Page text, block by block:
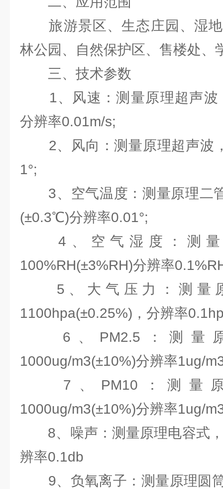
旅游景区、生态庄园、湿地
林公园、自然保护区、售楼处、
三、技术参数
1、风速：测量原理超声波
分辨率0.01m/s;
2、风向：测量原理超声波，
1°;
3、空气温度：测量原理二
(±0.3℃)分辨率0.01°;
4、空气湿度：测量
100%RH(±3%RH)分辨率
5、大气压力：测量原
1100hpa(±0.25%)，分辨率
6、PM2.5：测量
1000ug/m3(±10%)分辨率1ug/
7、PM10：测量原
1000ug/m3(±10%)分辨率1ug/
8、噪声：测量原理电容式，
辨率0.1db
9、负氧离子：测量原理圆